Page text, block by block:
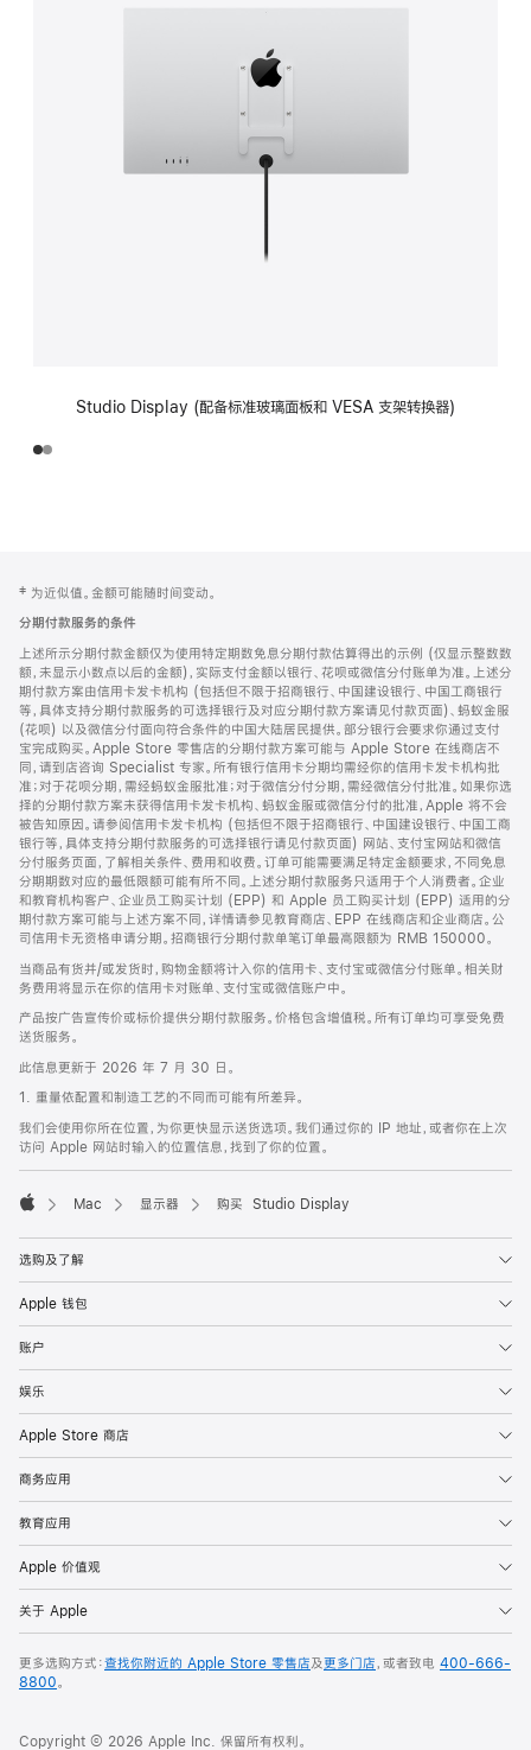
Studio Display (配备标准玻璃面板和 VESA 支架转换器)
页
页
脚
注
‡ 为近似值。金额可能随时间变动。
分期付款服务的条件
上述所示分期付款金额仅为使用特定期数免息分期付款估算得出的示例 (仅显示整数数
额，未显示小数点以后的金额)，实际支付金额以银行、花呗或微信分付账单为准。上述分
期付款方案由信用卡发卡机构 (包括但不限于招商银行、中国建设银行、中国工商银行
等，具体支持分期付款服务的可选择银行及对应分期付款方案请见付款页面)、蚂蚁金服
(花呗) 以及微信分付面向符合条件的中国大陆居民提供。部分银行会要求你通过支付
宝完成购买。Apple Store 零售店的分期付款方案可能与 Apple Store 在线商店不
同，请到店咨询 Specialist 专家。所有银行信用卡分期均需经你的信用卡发卡机构批
准；对于花呗分期，需经蚂蚁金服批准；对于微信分付分期，需经微信分付批准。如果你选
择的分期付款方案未获得信用卡发卡机构、蚂蚁金服或微信分付的批准，Apple 将不会
被告知原因。请参阅信用卡发卡机构 (包括但不限于招商银行、中国建设银行、中国工商
银行等，具体支持分期付款服务的可选择银行请见付款页面) 网站、支付宝网站和微信
分付服务页面，了解相关条件、费用和收费。订单可能需要满足特定金额要求，不同免息
分期期数对应的最低限额可能有所不同。上述分期付款服务只适用于个人消费者。企业
和教育机构客户、企业员工购买计划 (EPP) 和 Apple 员工购买计划 (EPP) 适用的分
期付款方案可能与上述方案不同，详情请参见教育商店、EPP 在线商店和企业商店。公
司信用卡无资格申请分期。招商银行分期付款单笔订单最高限额为 RMB 150000。
当商品有货并/或发货时，购物金额将计入你的信用卡、支付宝或微信分付账单。相关财
务费用将显示在你的信用卡对账单、支付宝或微信账户中。
产品按广告宣传价或标价提供分期付款服务。价格包含增值税。所有订单均可享受免费
送货服务。
此信息更新于 2026 年 7 月 30 日。
1. 重量依配置和制造工艺的不同而可能有所差异。
我们会使用你所在位置，为你更快显示送货选项。我们通过你的 IP 地址，或者你在上次
访问 Apple 网站时输入的位置信息，找到了你的位置。
Mac 显示器 购买 Studio Display
选购及了解
Apple 钱包
账户
娱乐
Apple Store 商店
商务应用
教育应用
Apple 价值观
关于 Apple
更多选购方式：查找你附近的 Apple Store 零售店及更多门店，或者致电 400-666-
8800。
Copyright © 2026 Apple Inc. 保留所有权利。